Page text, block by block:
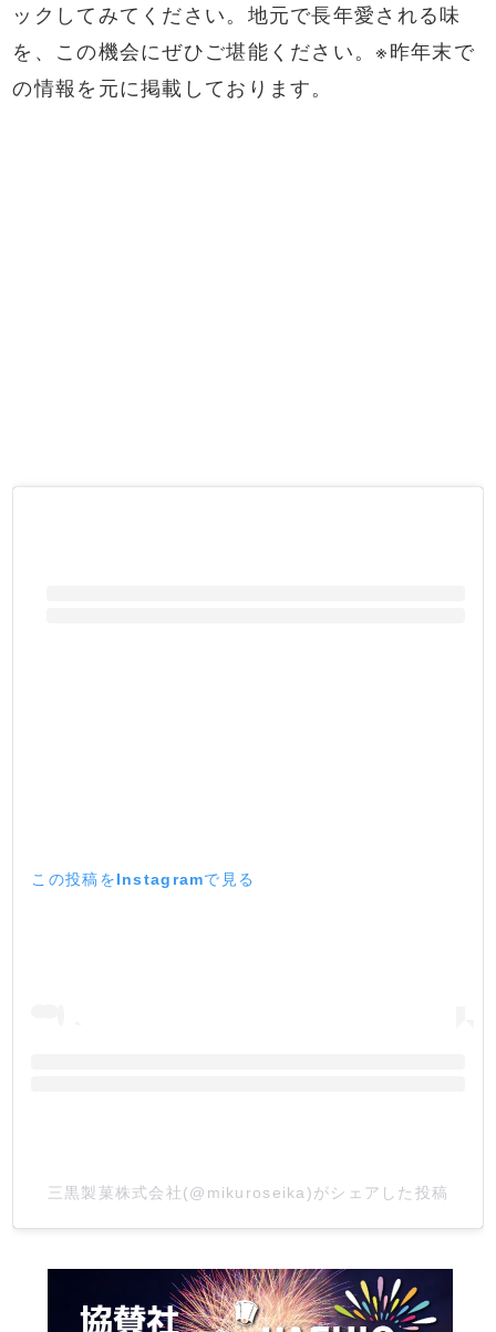
ックしてみてください。地元で長年愛される味
を、この機会にぜひご堪能ください。※昨年末で
の情報を元に掲載しております。
この投稿をInstagramで見る
三黒製菓株式会社(@mikuroseika)がシェアした投稿